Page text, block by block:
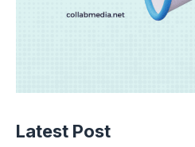
Latest Post